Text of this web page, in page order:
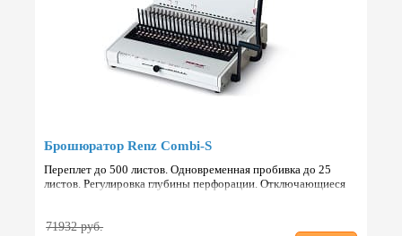
Брошюратор Renz Combi-S
Переплет до 500 листов. Одновременная пробивка до 25
листов. Регулировка глубины перфорации. Отключающиеся
71932 руб.